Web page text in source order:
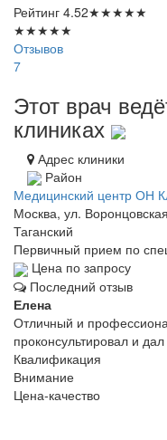
Рейтинг 4.52★★★★★
★★★★★
Отзывов
7
Этот врач
клиниках
Адрес клиники
Район
Медицинский центр ОН
Москва, ул.
Таганский
Первичный прием по
Цена по запросу
Последний отзыв
Елена
Отличный и
проконсультировал и
Квалификация
Внимание
Цена-качество